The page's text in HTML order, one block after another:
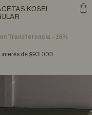
KOSEI
Transferencia – 15%
interés de $93.000